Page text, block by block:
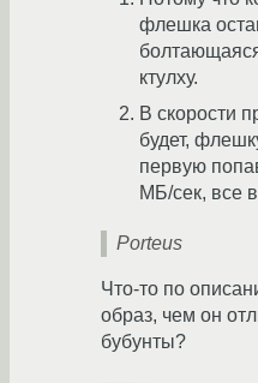
флешка
ктулху.
В скорости
будет,
первую
МБ/сек, все
Porteus
Что-то по
образ, чем он
бубунты?